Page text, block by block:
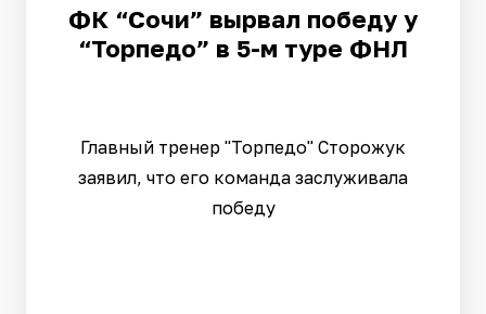
ФК “Сочи” вырвал победу у
“Торпедо” в 5-м туре ФНЛ
Главный тренер "Торпедо" Сторожук
заявил, что его команда заслуживала
победу